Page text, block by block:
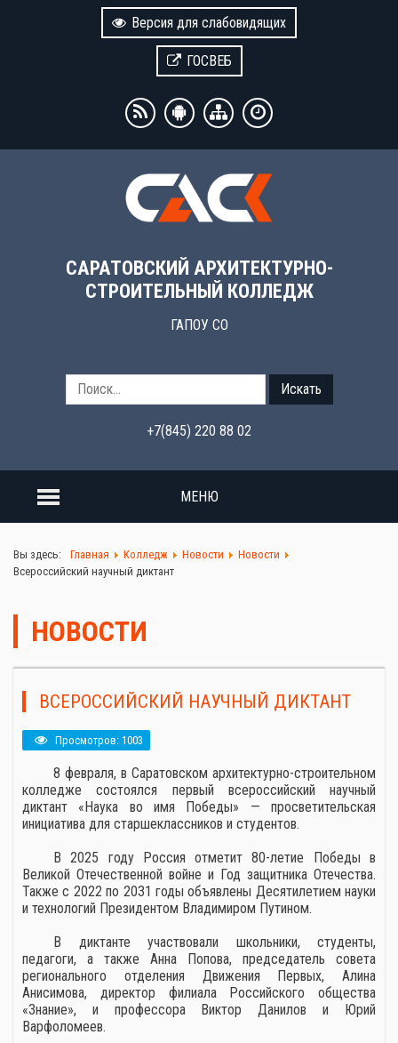
Версия для слабовидящих
ГОСВЕБ
САРАТОВСКИЙ АРХИТЕКТУРНО-
СТРОИТЕЛЬНЫЙ КОЛЛЕДЖ
ГАПОУ СО
Искать
+7(845) 220 88 02
МЕНЮ
Вы здесь: Главная Колледж Новости
Новости
Всероссийский научный диктант
НОВОСТИ
ВСЕРОССИЙСКИЙ НАУЧНЫЙ ДИКТАНТ
Просмотров: 1003
8 февраля, в Саратовском архитектурно-строительном
колледже состоялся первый всероссийский научный
диктант «Наука во имя Победы» — просветительская
инициатива для старшеклассников и студентов.
В 2025 году Россия отметит 80-летие Победы в
Великой Отечественной войне и Год защитника Отечества.
Также с 2022 по 2031 годы объявлены Десятилетием науки
и технологий Президентом Владимиром Путином.
В диктанте участвовали школьники, студенты,
педагоги, а также Анна Попова, председатель совета
регионального отделения Движения Первых, Алина
Анисимова, директор филиала Российского общества
«Знание», и профессора Виктор Данилов и Юрий
Варфоломеев.